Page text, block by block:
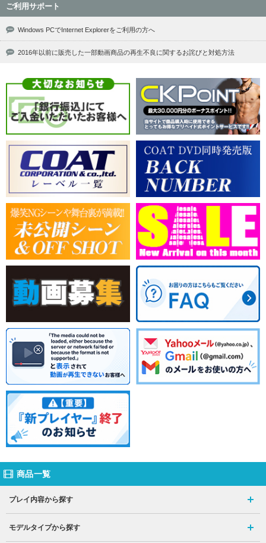
ご利用サポート
Windows PCでInternet Explorerをご利用の方へ
2016年以前に販売した一部動画商品の再生不良に関するお詫びと対処方法
商品一覧
プレイ内容から探す
モデルタイプから探す